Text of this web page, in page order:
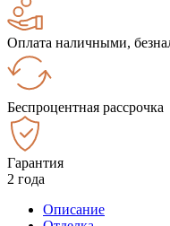
Оплата наличными,
Беспроцентная рассрочка
Гарантия
2 года
Описание